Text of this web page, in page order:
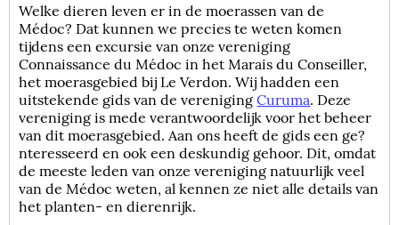
Welke dieren leven er in de moerassen van de
Médoc? Dat kunnen we precies te weten komen
tijdens een excursie van onze vereniging
Connaissance du Médoc in het Marais du Conseiller,
het moerasgebied bij Le Verdon. Wij hadden een
uitstekende gids van de verenigingCuruma. Deze
vereniging is mede verantwoordelijk voor het beheer
van dit moerasgebied. Aan ons heeft de gids een ge?
nteresseerd en ook een deskundig gehoor. Dit, omdat
de meeste leden van onze vereniging natuurlijk veel
van de Médoc weten, al kennen ze niet alle details van
het planten- en dierenrijk.